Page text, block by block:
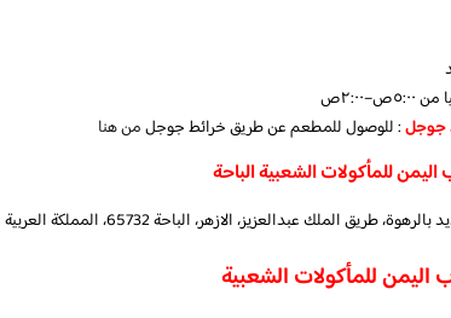
جوجل: للوصول للمطعم عن طريق خرائط جوجلمن هنا
للمأكولات الشعبية الباحة
الملك عبدالعزيز، الازهر، الباحة 65732، المملكة العربية السعودية
للمأكولات الشعبية